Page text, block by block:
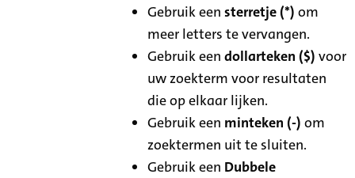
Gebruik eensterretje (*) om
meer letters te vervangen.
Gebruik eendollarteken ($) voor
uw zoekterm voor resultaten
die op elkaar lijken.
Gebruik een minteken (-) om
zoektermen uit te sluiten.
Gebruik een Dubbele